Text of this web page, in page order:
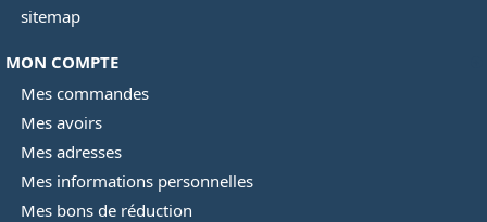
sitemap
MON COMPTE
Mes commandes
Mes avoirs
Mes adresses
Mes informations personnelles
Mes bons de réduction